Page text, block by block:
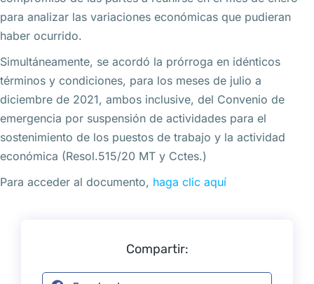
para analizar las variaciones económicas que pudieran
haber ocurrido.
Simultáneamente, se acordó la prórroga en idénticos
términos y condiciones, para los meses de julio a
diciembre de 2021, ambos inclusive, del Convenio de
emergencia por suspensión de actividades para el
sostenimiento de los puestos de trabajo y la actividad
económica (Resol.515/20 MT y Cctes.)
Para acceder al documento, haga clic aquí
Compartir: